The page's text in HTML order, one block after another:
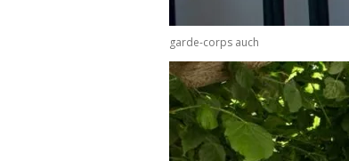
garde-corps auch